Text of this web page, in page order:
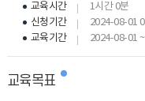
교육시간
1시간 0분
신청기간
2024-08-01
교육기간
2024-08-01
교육목표